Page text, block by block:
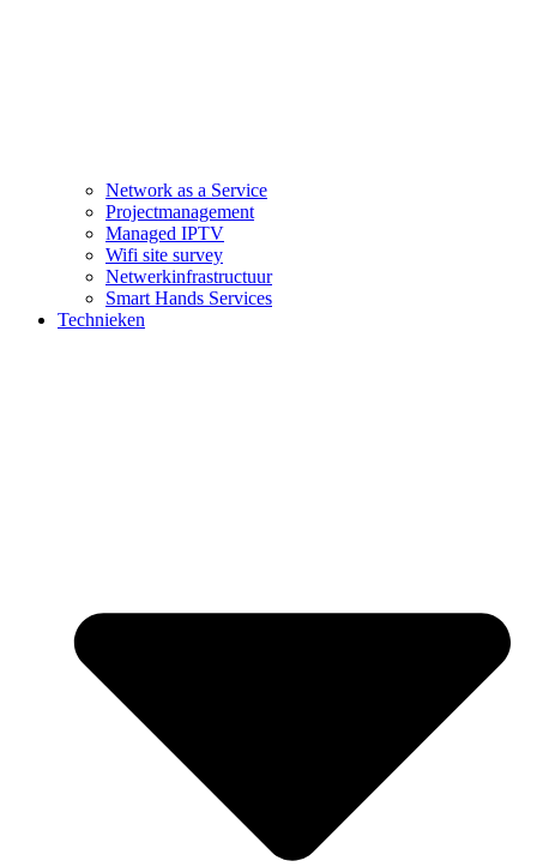
Network as a Service
Projectmanagement
Managed IPTV
Wifi site survey
Netwerkinfrastructuur
Smart Hands Services
Technieken